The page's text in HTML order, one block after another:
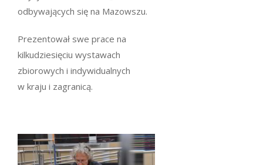
odbywających się na Mazowszu.
Prezentował swe prace na
kilkudziesięciu wystawach
zbiorowych i indywidualnych
w kraju i zagranicą.